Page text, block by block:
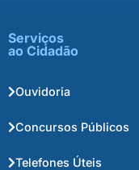
Serviços
ao Cidadão
Ouvidoria
Concursos Públicos
Telefones Úteis